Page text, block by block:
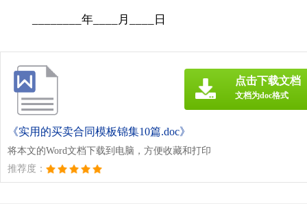
________年____月____日
《实用的买卖合同模板锦集10篇.doc》
将本文的Word文档下载到电脑，方便收藏和打印
推荐度：
点击下载文档
文档为doc格式